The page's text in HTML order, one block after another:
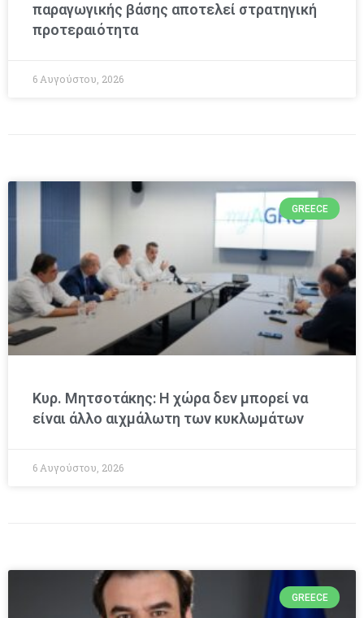
παραγωγικής βάσης αποτελεί στρατηγική
προτεραιότητα
6 Αυγούστου, 2026
GREECE
Κυρ. Μητσοτάκης: Η χώρα δεν μπορεί να
είναι άλλο αιχμάλωτη των κυκλωμάτων
6 Αυγούστου, 2026
GREECE